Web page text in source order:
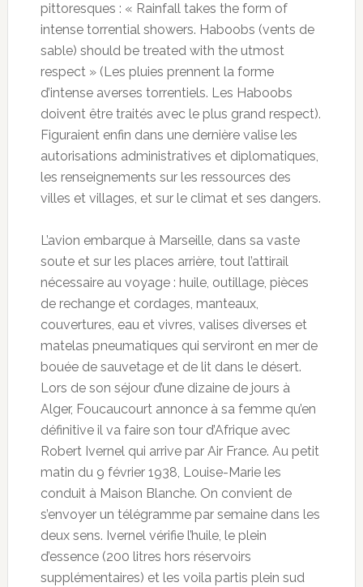
pittoresques : « Rainfall takes the form of
intense torrential showers. Haboobs (vents de
sable) should be treated with the utmost
respect » (Les pluies prennent la forme
d’intense averses torrentiels. Les Haboobs
doivent être traités avec le plus grand respect).
Figuraient enfin dans une dernière valise les
autorisations administratives et diplomatiques,
les renseignements sur les ressources des
villes et villages, et sur le climat et ses dangers.
L’avion embarque à Marseille, dans sa vaste
soute et sur les places arrière, tout l’attirail
nécessaire au voyage : huile, outillage, pièces
de rechange et cordages, manteaux,
couvertures, eau et vivres, valises diverses et
matelas pneumatiques qui serviront en mer de
bouée de sauvetage et de lit dans le désert.
Lors de son séjour d’une dizaine de jours à
Alger, Foucaucourt annonce à sa femme qu’en
définitive il va faire son tour d’Afrique avec
Robert Ivernel qui arrive par Air France. Au petit
matin du 9 février 1938, Louise-Marie les
conduit à Maison Blanche. On convient de
s’envoyer un télégramme par semaine dans les
deux sens. Ivernel vérifie l’huile, le plein
d’essence (200 litres hors réservoirs
supplémentaires) et les voila partis plein sud